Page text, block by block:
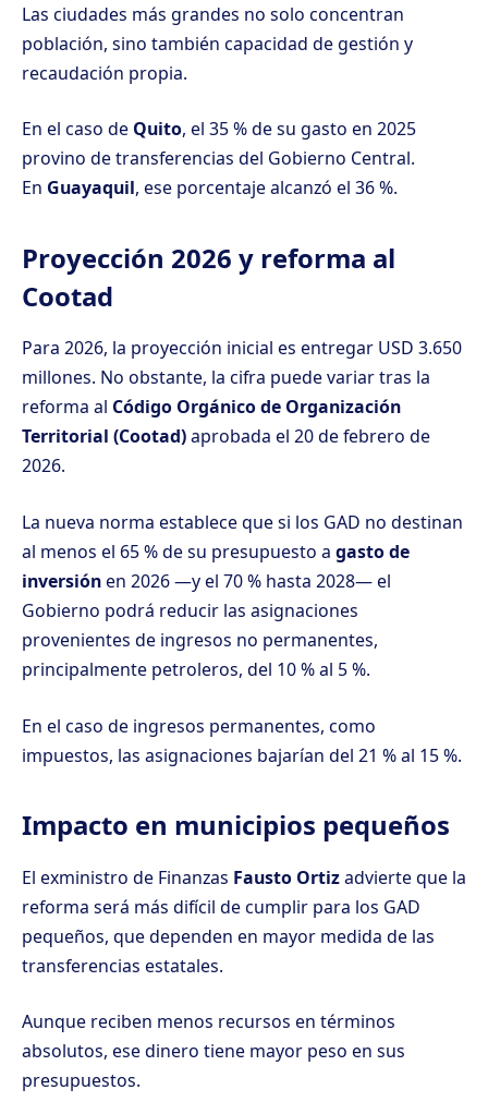
Las ciudades más grandes no solo concentran
población, sino también capacidad de gestión y
recaudación propia.
En el caso de Quito, el 35 % de su gasto en 2025
provino de transferencias del Gobierno Central.
En Guayaquil, ese porcentaje alcanzó el 36 %.
Proyección 2026 y reforma al
Cootad
Para 2026, la proyección inicial es entregar USD 3.650
millones. No obstante, la cifra puede variar tras la
reforma al Código Orgánico de Organización
Territorial (Cootad)aprobada el 20 de febrero de
2026.
La nueva norma establece que si los GAD no destinan
al menos el 65 % de su presupuesto a gasto de
inversiónen 2026 —y el 70 % hasta 2028— el
Gobierno podrá reducir las asignaciones
provenientes de ingresos no permanentes,
principalmente petroleros, del 10 % al 5 %.
En el caso de ingresos permanentes, como
impuestos, las asignaciones bajarían del 21 % al 15 %.
Impacto en municipios pequeños
El exministro de Finanzas Fausto Ortizadvierte que la
reforma será más difícil de cumplir para los GAD
pequeños, que dependen en mayor medida de las
transferencias estatales.
Aunque reciben menos recursos en términos
absolutos, ese dinero tiene mayor peso en sus
presupuestos.